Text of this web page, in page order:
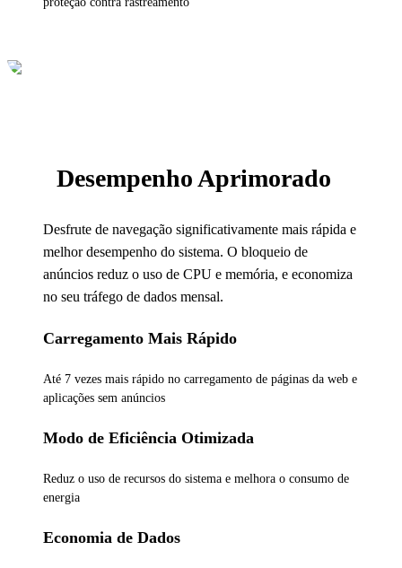
Desempenho Aprimorado
Desfrute de navegação significativamente mais rápida e
melhor desempenho do sistema. O bloqueio de
anúncios reduz o uso de CPU e memória, e economiza
no seu tráfego de dados mensal.
Carregamento Mais Rápido
Até 7 vezes mais rápido no carregamento de páginas da web e
aplicações sem anúncios
Modo de Eficiência Otimizada
Reduz o uso de recursos do sistema e melhora o consumo de
energia
Economia de Dados